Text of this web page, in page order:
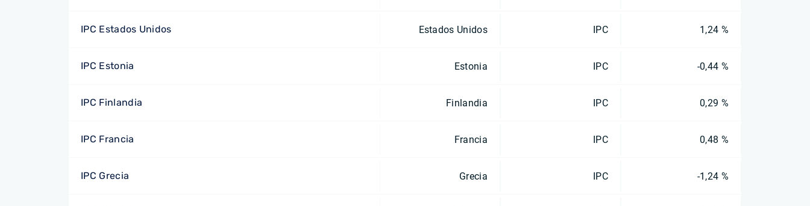
IPC Estados Unidos Estados Unidos IPC 1,24 %
IPC Estonia Estonia IPC -0,44 %
IPC Finlandia Finlandia IPC 0,29 %
IPC Francia Francia IPC 0,48 %
IPC Grecia Grecia IPC -1,24 %